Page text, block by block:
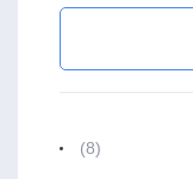
(8)